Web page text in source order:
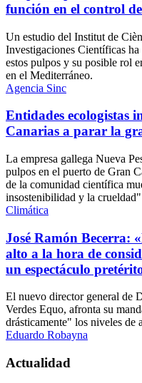
función en el control
Un estudio del Institut de
Investigaciones Científicas
estos pulpos y su posible rol
en el Mediterráneo.
Agencia Sinc
Entidades ecologistas
Canarias a parar la
La empresa gallega Nueva
pulpos en el puerto de Gran
de la comunidad científica
insostenibilidad y la
Climática
José Ramón Becerra:
alto a la hora de
un espectáculo
El nuevo director general de
Verdes Equo, afronta su
drásticamente" los niveles de
Eduardo Robayna
Actualidad